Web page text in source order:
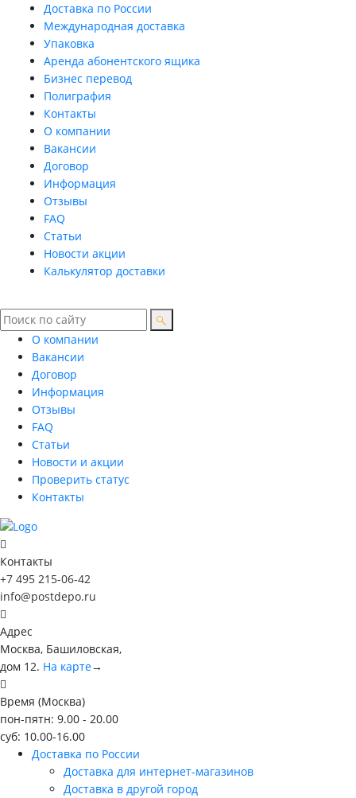
Доставка по России
Международная доставка
Упаковка
Аренда абонентского ящика
Бизнес перевод
Полиграфия
Контакты
О компании
Вакансии
Договор
Информация
Отзывы
FAQ
Статьи
Новости акции
Калькулятор доставки
О компании
Вакансии
Договор
Информация
Отзывы
FAQ
Статьи
Новости и акции
Проверить статус
Контакты
Контакты
+7 495 215-06-42
info@postdepo.ru
Адрес
Москва, Башиловская,
дом 12. На карте→
Время (Москва)
пон-пятн: 9.00 - 20.00
суб: 10.00-16.00
Доставка по России
Доставка для интернет-магазинов
Доставка в другой город